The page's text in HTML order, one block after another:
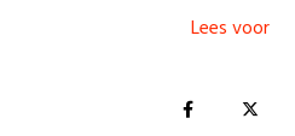
Lees voor